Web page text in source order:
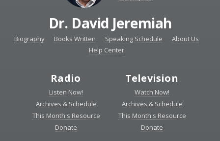
Dr. David Jeremiah
Biography Books Written Speaking Schedule
About Us
Help Center
Radio
Listen Now!
Archives & Schedule
This Month's Resource
Donate
Television
Watch Now!
Archives & Schedule
This Month's Resource
Donate